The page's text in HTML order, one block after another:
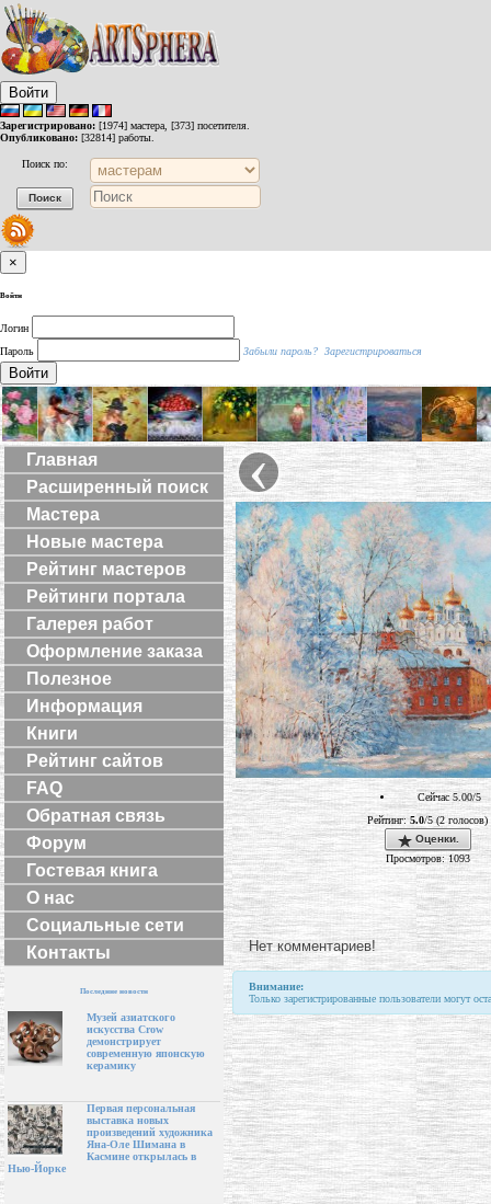
Войти
Зарегистрировано: [1974] мастера, [373] посетителя.
Опубликовано: [32814] работы.
Поиск по:
×
Войти
Логин
Пароль
Забыли пароль? Зарегистрироваться
Войти
Главная
Расширенный поиск
Мастера
Новые мастера
Рейтинг мастеров
Рейтинги портала
Галерея работ
Оформление заказа
Полезное
Информация
Книги
Рейтинг сайтов
FAQ
Обратная связь
Форум
Гостевая книга
О нас
Социальные сети
Контакты
Последние новости
Музей азиатского
искусства Crow
демонстрирует
современную японскую
керамику
Первая персональная
выставка новых
произведений художника
Яна-Оле Шимана в
Касмине открылась в
Нью-Йорке
‹
Сейчас 5.00/5
Рейтинг:5.0/5 (2 голосов)
Оценки.
Просмотров: 1093
Нет комментариев!
Внимание:
Только зарегистрированные пользователи могут